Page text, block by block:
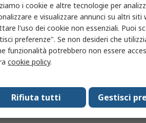
RSKO
30mA
intervento Tipo C
CA 230V
da perdite verso terra
i cookie e altre tecnologie per
e visualizzare annunci su altri
l'uso dei cookie non essenziali. Puoi
preferenze". Se non desideri che
funzionalità potrebbero non essere
cookie policy.
Gestisci
Rifiuta tutti